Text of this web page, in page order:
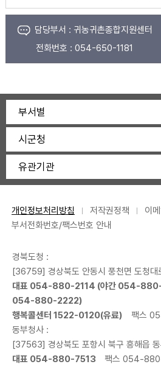
담당부서 : 귀농귀촌종합지원센터
전화번호 : 054-650-1181
부서별
시군청
유관기관
개인정보처리방침 저작권정책
이
부서전화번호/팩스번호 안내
경북도청 :
[36759] 경상북도 안동시 풍천면 도청
대표 054-880-2114 (야간 054-
054-880-2222)
행복콜센터 1522-0120(유료)
팩스
동부청사 :
[37563] 경상북도 포항시 북구 흥해읍
대표 054-880-7513 팩스 054-